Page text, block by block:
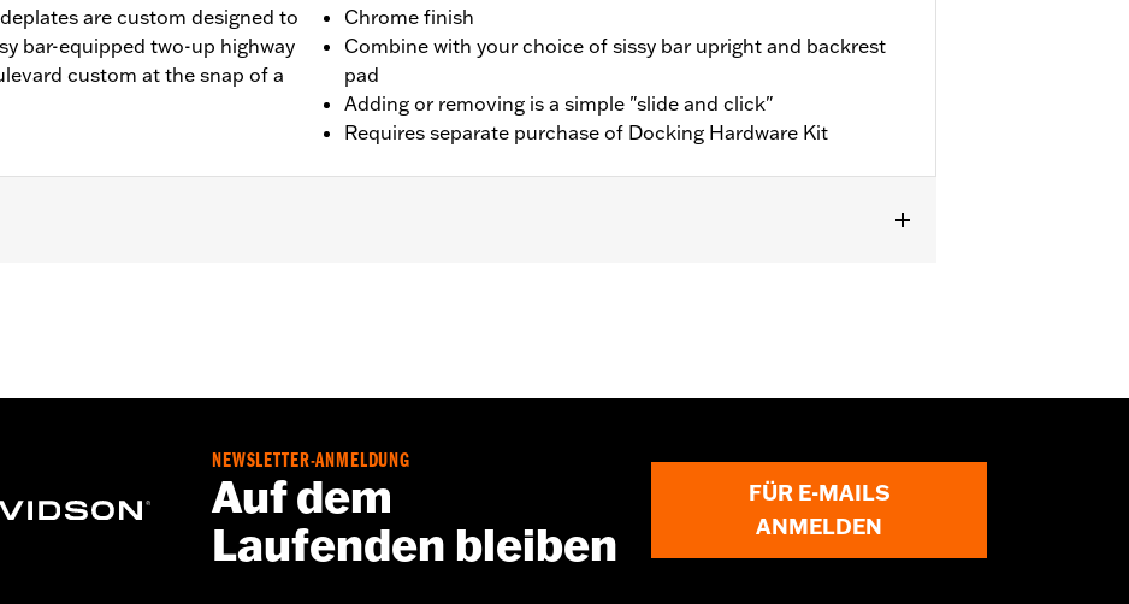
are custom designed to
bar-equipped two-up highway
custom at the snap of a
Chrome finish
Combine with your choice of sissy bar upright and backrest
pad
Adding or removing is a simple "slide and click"
Requires separate purchase of Docking Hardware Kit
NEWSLETTER-ANMELDUNG
Auf dem
Laufenden bleiben
FÜR E-MAILS
ANMELDEN